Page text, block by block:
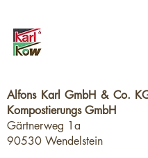
Alfons Karl GmbH & Co.
Kompostierungs GmbH
Gärtnerweg
90530